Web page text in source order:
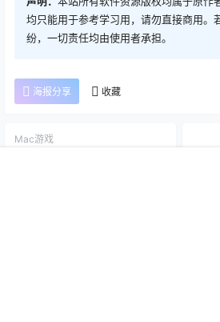
均只能用于参考学习用，请勿直接商用。
纷，一切责任均由使用者承担。
海报分享 收藏
Mac游戏